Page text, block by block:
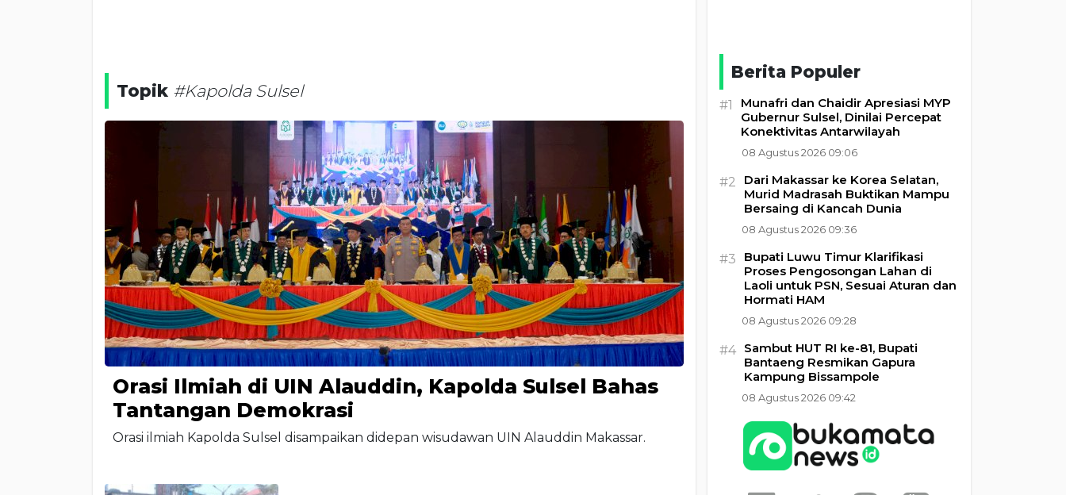
Topik #Kapolda Sulsel
Orasi Ilmiah di UIN Alauddin, Kapolda Sulsel Bahas
Tantangan Demokrasi
Orasi ilmiah Kapolda Sulsel disampaikan didepan wisudawan UIN Alauddin Makassar.
Berita Populer
#1
Munafri dan Chaidir Apresiasi MYP
Gubernur Sulsel, Dinilai Percepat
Konektivitas Antarwilayah
08 Agustus 2026 09:06
#2
Dari Makassar ke Korea Selatan,
Murid Madrasah Buktikan Mampu
Bersaing di Kancah Dunia
08 Agustus 2026 09:36
#3
Bupati Luwu Timur Klarifikasi
Proses Pengosongan Lahan di
Laoli untuk PSN, Sesuai Aturan dan
Hormati HAM
08 Agustus 2026 09:28
#4 Sambut HUT RI ke-81, Bupati
Bantaeng Resmikan Gapura
Kampung Bissampole
08 Agustus 2026 09:42